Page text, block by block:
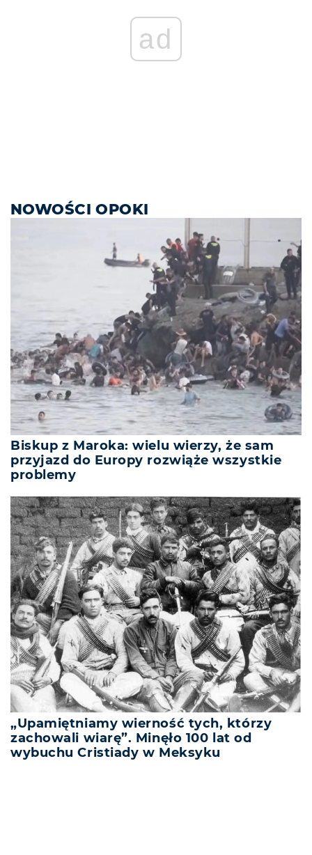
ad
NOWOŚCI OPOKI
Biskup z Maroka: wielu wierzy, że sam
przyjazd do Europy rozwiąże wszystkie
problemy
„Upamiętniamy wierność tych, którzy
zachowali wiarę”. Minęło 100 lat od
wybuchu Cristiady w Meksyku